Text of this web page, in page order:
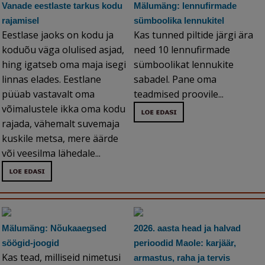
Vanade eestlaste tarkus kodu
rajamisel
Eestlase jaoks on kodu ja
koduõu väga olulised asjad,
hing igatseb oma maja isegi
linnas elades. Eestlane
püüab vastavalt oma
võimalustele ikka oma kodu
rajada, vähemalt suvemaja
kuskile metsa, mere äärde
või veesilma lähedale...
Mälumäng: lennufirmade
sümboolika lennukitel
Kas tunned piltide järgi ära
need 10 lennufirmade
sümboolikat lennukite
sabadel. Pane oma
teadmised proovile...
Mälumäng: Nõukaaegsed
söögid-joogid
Kas tead, milliseid nimetusi
2026. aasta head ja halvad
perioodid Maole: karjäär,
armastus, raha ja tervis